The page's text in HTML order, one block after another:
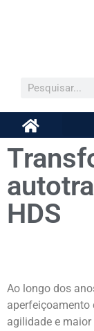
HDS
Ao longo dos
aperfeiçoamento
agilidade e